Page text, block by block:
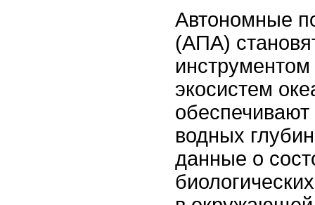
Автономные
(АПА)
экосистем
обеспечивают
водных
данные о